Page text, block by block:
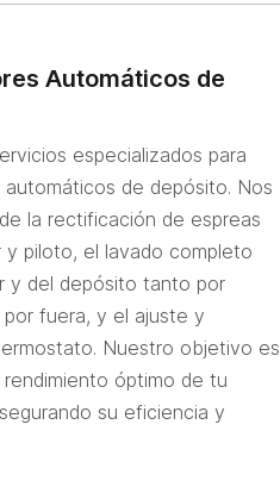
Automáticos de
especializados para
de depósito. Nos
la rectificación de espreas
y piloto, el lavado completo
y del depósito tanto por
fuera, y el ajuste y
Nuestro objetivo es
rendimiento óptimo de tu
su eficiencia y